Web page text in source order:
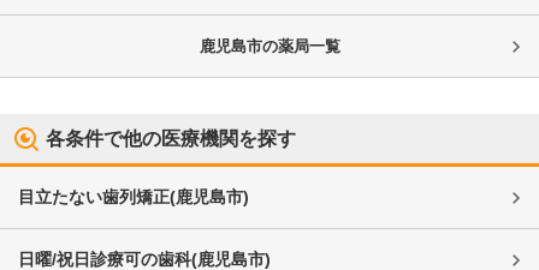
鹿児島市の薬局一覧
各条件で他の医療機関を探す
目立たない歯列矯正(鹿児島市)
日曜/祝日診療可の歯科(鹿児島市)